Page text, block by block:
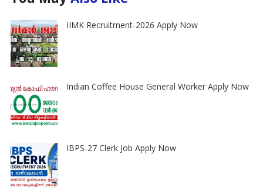
IIMK Recruitment-2026 Apply Now
Indian Coffee House General Worker Apply Now
IBPS-27 Clerk Job Apply Now